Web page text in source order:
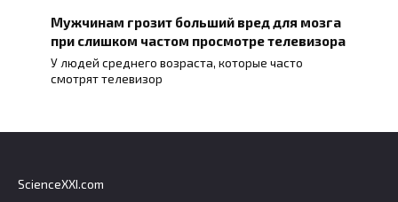
Мужчинам грозит больший вред для мозга
при слишком частом просмотре телевизора
У людей среднего возраста, которые часто
смотрят телевизор
ScienceXXI.com